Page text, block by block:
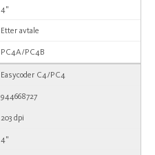
4"
Etter avtale
PC4A/PC4B
Easycoder C4/PC4
944668727
203 dpi
4"